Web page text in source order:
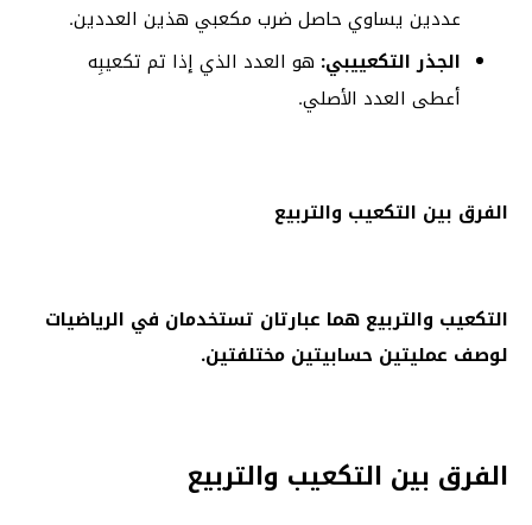
عددين يساوي حاصل ضرب مكعبي هذين العددين.
الجذر التكعييبي: هو العدد الذي إذا تم تكعيبِه
أعطى العدد الأصلي.
الفرق بين التكعيب والتربيع
التكعيب والتربيع هما عبارتان تستخدمان في الرياضيات
لوصف عمليتين حسابيتين مختلفتين.
الفرق بين التكعيب والتربيع